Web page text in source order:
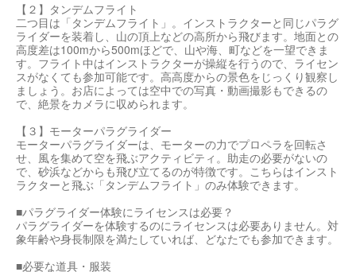
【２】タンデムフライト
二つ目は「タンデムフライト」。インストラクターと同じパラグ
ライダーを装着し、山の頂上などの高所から飛びます。地面との
高度差は100mから500mほどで、山や海、町などを一望できま
す。フライト中はインストラクターが操縦を行うので、ライセン
スがなくても参加可能です。高高度からの景色をじっくり観察し
ましょう。お店によっては空中での写真・動画撮影もできるの
で、絶景をカメラに収められます。
【３】モーターパラグライダー
モーターパラグライダーは、モーターの力でプロペラを回転さ
せ、風を集めて空を飛ぶアクティビティ。助走の必要がないの
で、砂浜などからも飛び立てるのが特徴です。こちらはインスト
ラクターと飛ぶ「タンデムフライト」のみ体験できます。
■パラグライダー体験にライセンスは必要？
パラグライダーを体験するのにライセンスは必要ありません。対
象年齢や身長制限を満たしていれば、どなたでも参加できます。
■必要な道具・服装